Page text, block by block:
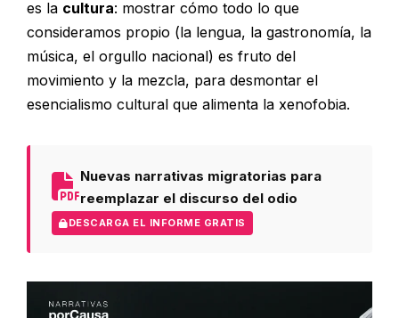
es la cultura: mostrar cómo todo lo que
consideramos propio (la lengua, la gastronomía, la
música, el orgullo nacional) es fruto del
movimiento y la mezcla, para desmontar el
esencialismo cultural que alimenta la xenofobia.
Nuevas narrativas migratorias para
reemplazar el discurso del odio
DESCARGA EL INFORME GRATIS